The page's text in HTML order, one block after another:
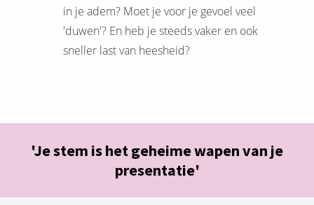
in je adem? Moet je voor je gevoel veel
'duwen'? En heb je steeds vaker en ook
sneller last van heesheid?
'Je stem is het geheime wapen van je
presentatie'